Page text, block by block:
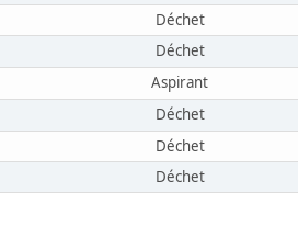
Déchet
Déchet
Aspirant
Déchet
Déchet
Déchet